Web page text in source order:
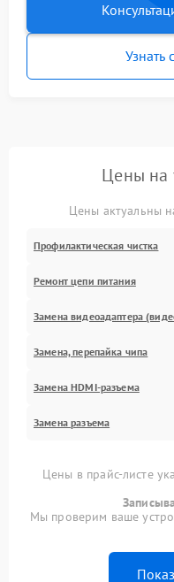
Узнать
Цены на
Цены актуальны
Профилактическая чистка
Ремонт цепи питания
Замена видеоадаптера
Замена, перепайка чипа
Замена HDMI-разъема
Замена разъема
Цены в прайс-листе
Мы проверим ваше